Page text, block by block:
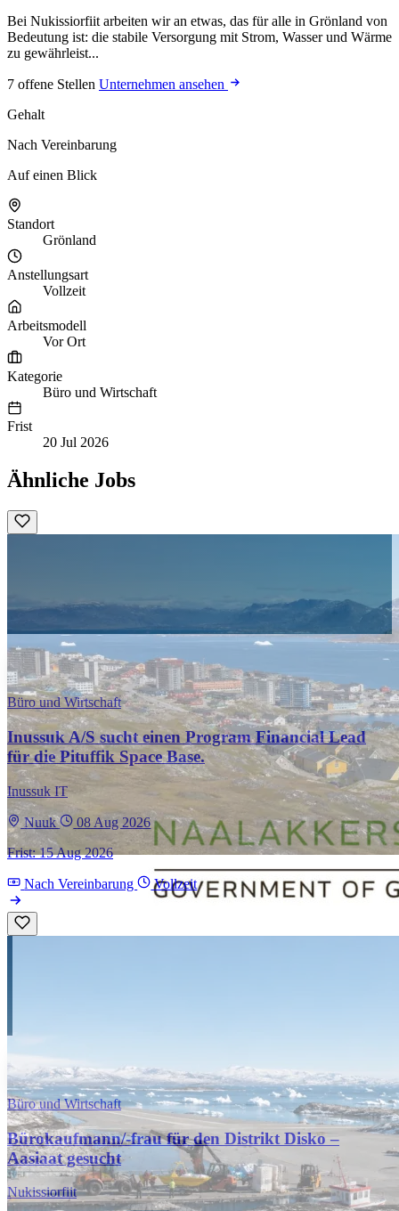
Bei Nukissiorfiit arbeiten wir an etwas, das für alle in Grönland von
Bedeutung ist: die stabile Versorgung mit Strom, Wasser und Wärme
zu gewährleist...
7 offene Stellen Unternehmen ansehen
Gehalt
Nach Vereinbarung
Auf einen Blick
Standort
Grönland
Anstellungsart
Vollzeit
Arbeitsmodell
Vor Ort
Kategorie
Büro und Wirtschaft
Frist
20 Jul 2026
Ähnliche Jobs
Büro und Wirtschaft
Inussuk A/S sucht einen Program Financial Lead
für die Pituffik Space Base.
Inussuk IT
Nuuk
08 Aug 2026
Frist: 15 Aug 2026
Nach Vereinbarung Vollzeit
Büro und Wirtschaft
Bürokaufmann/-frau für den Distrikt Disko –
Aasiaat gesucht
Nukissiorfiit